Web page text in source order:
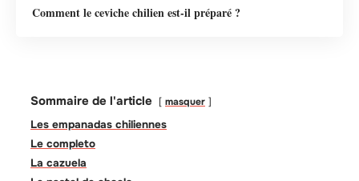
Comment le ceviche chilien est-il préparé ?
Sommaire de l'article masquer
Les empanadas chiliennes
Le completo
La cazuela